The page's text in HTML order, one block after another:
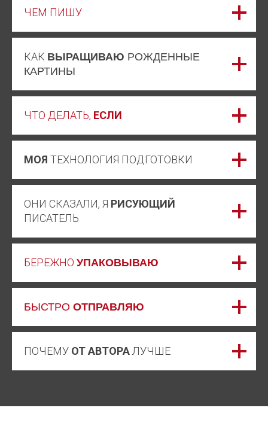
ЧЕМ ПИШУ
КАК ВЫРАЩИВАЮ РОЖДЕННЫЕ
КАРТИНЫ
ЧТО ДЕЛАТЬ, ЕСЛИ
МОЯ ТЕХНОЛОГИЯ ПОДГОТОВКИ
ОНИ СКАЗАЛИ, Я РИСУЮЩИЙ
ПИСАТЕЛЬ
БЕРЕЖНО УПАКОВЫВАЮ
БЫСТРО ОТПРАВЛЯЮ
ПОЧЕМУ ОТ АВТОРА ЛУЧШЕ